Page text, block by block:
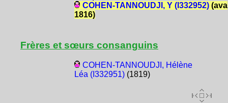
COHEN-TANNOUDJI, Y (I332952)(ava
1816)
Frères et sœurs consanguins
COHEN-TANNOUDJI, Hélène
Léa (I332951)(1819)